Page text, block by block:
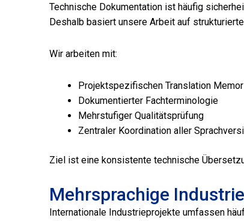
Technische Dokumentation ist häufig
Deshalb basiert unsere Arbeit auf
Wir arbeiten mit:
Projektspezifischen Translation
Dokumentierter Fachterminologie
Mehrstufiger Qualitätsprüfung
Zentraler Koordination aller
Ziel ist eine konsistente technische
Mehrsprachige
Internationale Industrieprojekte umfassen